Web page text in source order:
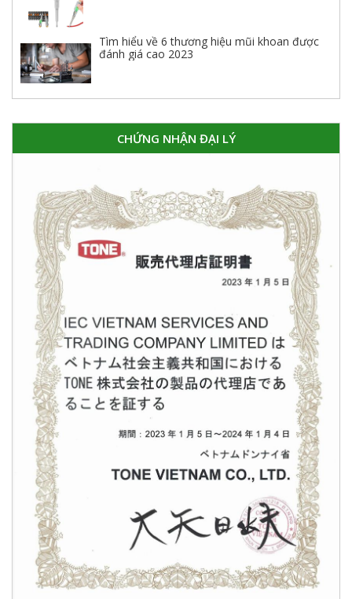
Tìm hiểu về 6 thương hiệu mũi khoan được
đánh giá cao 2023
CHỨNG NHẬN ĐẠI LÝ